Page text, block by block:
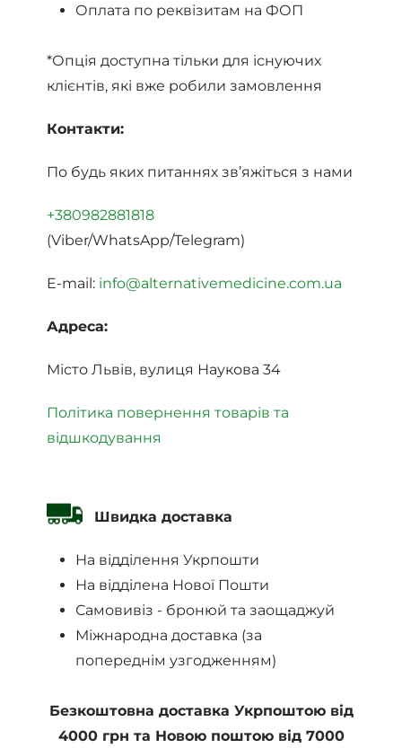
Оплата по реквізитам на ФОП
*Опція доступна тільки для існуючих
клієнтів, які вже робили замовлення
Контакти:
По будь яких питаннях зв’яжіться з нами
+380982881818
(Viber/WhatsApp/Telegram)
E-mail: info@alternativemedicine.com.ua
Адреса:
Місто Львів, вулиця Наукова 34
Політика повернення товарів та
відшкодування
Швидка доставка
На відділення Укрпошти
На відділена Нової Пошти
Самовивіз - бронюй та заощаджуй
Міжнародна доставка (за
попереднім узгодженням)
Безкоштовна доставка Укрпоштою від
4000 грн та Новою поштою від 7000